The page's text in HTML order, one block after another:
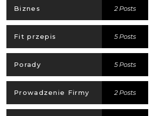
Biznes 2 Posts
Fit przepis 5 Posts
Porady 5 Posts
Prowadzenie Firmy 2 Posts